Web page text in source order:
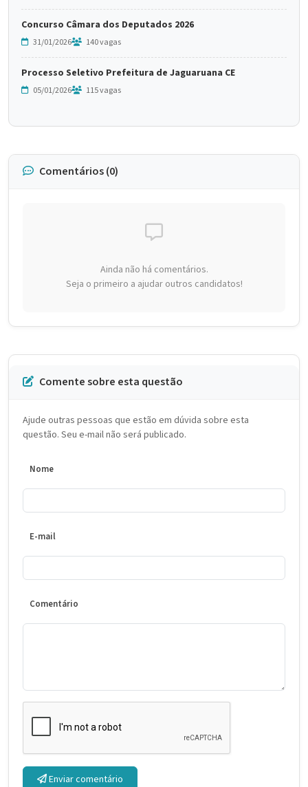
Concurso Câmara dos Deputados 2026
31/01/2026 140 vagas
Processo Seletivo Prefeitura de Jaguaruana CE
05/01/2026 115 vagas
Comentários (0)
Ainda não há comentários.
Seja o primeiro a ajudar outros candidatos!
Comente sobre esta questão
Ajude outras pessoas que estão em dúvida sobre esta
questão. Seu e-mail não será publicado.
Nome
E-mail
Comentário
Enviar comentário